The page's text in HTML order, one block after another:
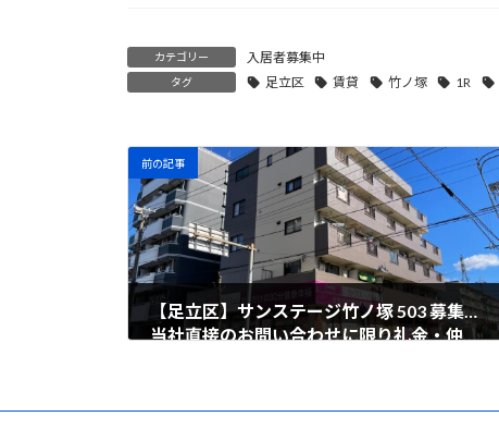
カテゴリー 入居者募集中
タグ 足立区 賃貸 竹ノ塚 1R
前の記事
【足立区】サンステージ竹ノ塚 503 募集中！
当社直接のお問い合わせに限り礼金・仲介手数料無料！